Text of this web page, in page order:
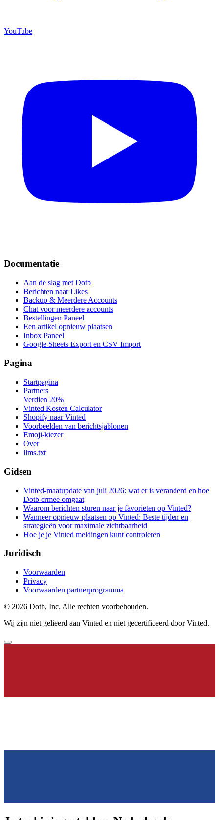
YouTube
Documentatie
Aan de slag met Dotb
Berichten naar Likes
Backup & Meerdere Accounts
Chat voor meerdere accounts
Bestellingen Paneel
Een artikel opnieuw plaatsen
Inbox Paneel
Google Sheets Export en CSV Import
Pagina
Startpagina
Partners
Verdien 20%
Vinted Kosten Calculator
Shopify naar Vinted
Voorbeelden van berichtsjablonen
Emoji-kiezer
Over
llms.txt
Gidsen
Vinted-maatupdate van juli 2026: wat er is veranderd en hoe
Dotb ermee omgaat
Waarom berichten sturen naar je favorieten op Vinted?
Wanneer opnieuw plaatsen op Vinted: Beste tijden en
strategieën voor maximale zichtbaarheid
Hoe je je Vinted meldingen kunt controleren
Juridisch
Voorwaarden
Privacy
Voorwaarden partnerprogramma
© 2026 Dotb, Inc. Alle rechten voorbehouden.
Wij zijn niet gelieerd aan Vinted en niet gecertificeerd door Vinted.